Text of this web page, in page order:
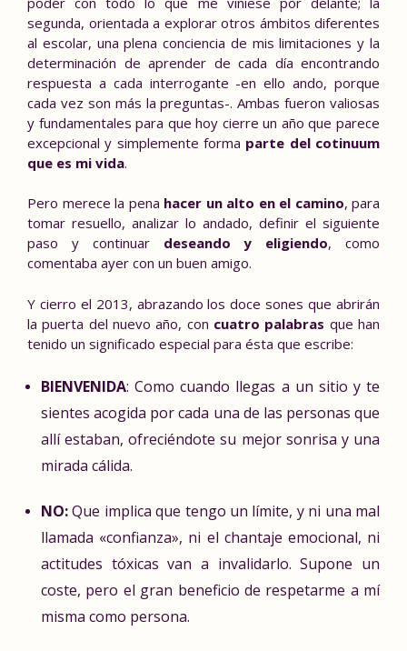
segunda, orientada a explorar otros ámbitos diferentes
al escolar, una plena conciencia de mis limitaciones y la
determinación de aprender de cada día encontrando
respuesta a cada interrogante -en ello ando, porque
cada vez son más la preguntas-. Ambas fueron valiosas
y fundamentales para que hoy cierre un año que parece
excepcional y simplemente forma parte del cotinuum
que es mi vida.
Pero merece la pena hacer un alto en el camino, para
tomar resuello, analizar lo andado, definir el siguiente
paso y continuar deseando y eligiendo, como
comentaba ayer con un buen amigo.
Y cierro el 2013, abrazando los doce sones que abrirán
la puerta del nuevo año, con cuatro palabras que han
tenido un significado especial para ésta que escribe:
BIENVENIDA: Como cuando llegas a un sitio y te
sientes acogida por cada una de las personas que
allí estaban, ofreciéndote su mejor sonrisa y una
mirada cálida.
NO:Que implica que tengo un límite, y ni una mal
llamada «confianza», ni el chantaje emocional, ni
actitudes tóxicas van a invalidarlo. Supone un
coste, pero el gran beneficio de respetarme a mí
misma como persona.